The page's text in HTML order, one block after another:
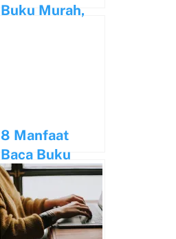
Buku Murah,
8 Manfaat
Baca Buku
untuk
Menunjang
Skill Menulis